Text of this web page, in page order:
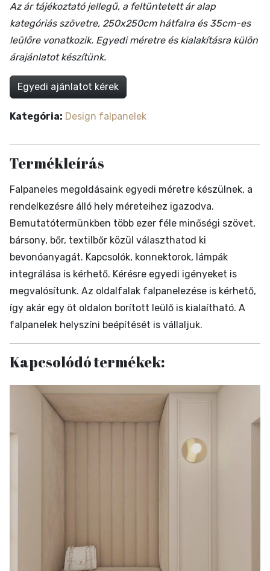
Az ár tájékoztató jellegű, a feltüntetett ár alap
kategóriás szövetre, 250x250cm hátfalra és 35cm-es
leülőre vonatkozik. Egyedi méretre és kialakításra külön
árajánlatot készítünk.
Egyedi ajánlatot kérek
Kategória: Design falpanelek
Termékleírás
Falpaneles megoldásaink egyedi méretre készülnek, a
rendelkezésre álló hely méreteihez igazodva.
Bemutatótermünkben több ezer féle minőségi szövet,
bársony, bőr, textilbőr közül választhatod ki
bevonóanyagát. Kapcsolók, konnektorok, lámpák
integrálása is kérhető. Kérésre egyedi igényeket is
megvalósítunk. Az oldalfalak falpanelezése is kérhető,
így akár egy öt oldalon borított leülő is kialaítható. A
falpanelek helyszíni beépítését is vállaljuk.
Kapcsolódó termékek: